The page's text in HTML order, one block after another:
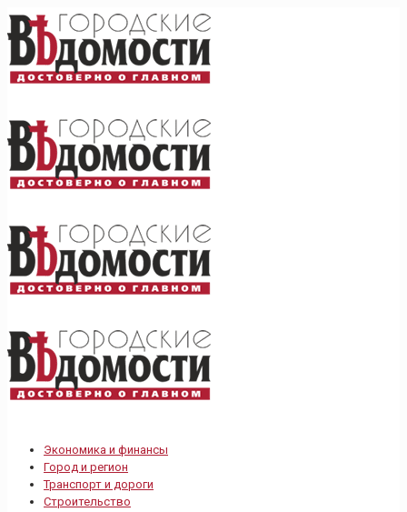
Экономика и финансы
Город и регион
Транспорт и дороги
Строительство